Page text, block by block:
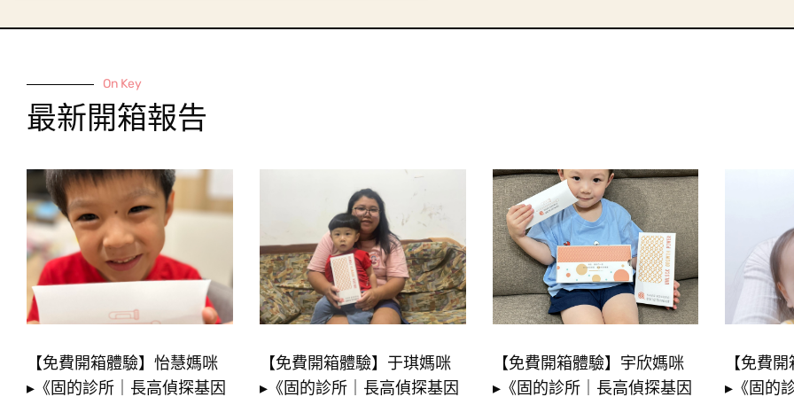
On Key
最新開箱報告
【免費開箱體驗】怡慧媽咪
▸《固的診所｜長高偵探基因
【免費開箱體驗】于琪媽咪
▸《固的診所｜長高偵探基因
【免費開箱體驗】宇欣媽咪
▸《固的診所｜長高偵探基因
【免費
▸《固的